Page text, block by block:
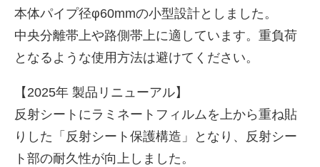
内
本体パイプ径φ60mmの小型設計としました。
中央分離帯上や路側帯上に適しています。重負荷
となるような使用方法は避けてください。
【2025年 製品リニューアル】
反射シートにラミネートフィルムを上から重ね貼
りした「反射シート保護構造」となり、反射シー
ト部の耐久性が向上しました。